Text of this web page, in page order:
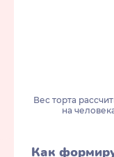
Вес торта
на
Как